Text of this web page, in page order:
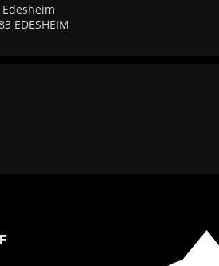
EDESHEIM